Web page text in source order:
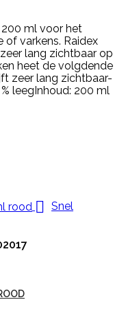
ml voor het
of varkens. Raidex
lang zichtbaar op
heet de volgdende
zeer lang zichtbaar-
leegInhoud: 200 ml
 Snel